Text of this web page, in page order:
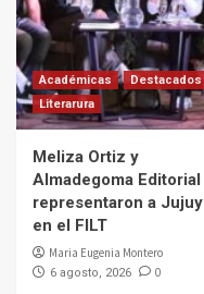
Académicas
Destacados
Literarura
Meliza Ortiz y
Almadegoma Editorial
representaron a Jujuy
en el FILT
Maria Eugenia Montero
6 agosto, 2026 0